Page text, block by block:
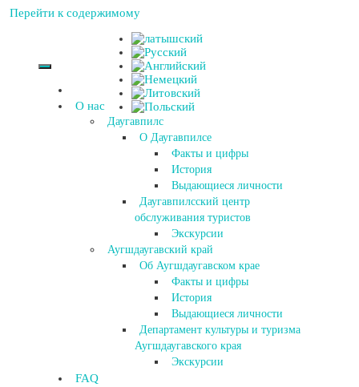
Перейти к содержимому
О нас
Даугавпилс
О Даугавпилсе
Факты и цифры
История
Выдающиеся личности
Даугавпилсский центр
обслуживания туристов
Экскурсии
Аугшдаугавский край
Об Аугшдаугавском крае
Факты и цифры
История
Выдающиеся личности
Департамент культуры и туризма
Аугшдаугавского края
Экскурсии
FAQ